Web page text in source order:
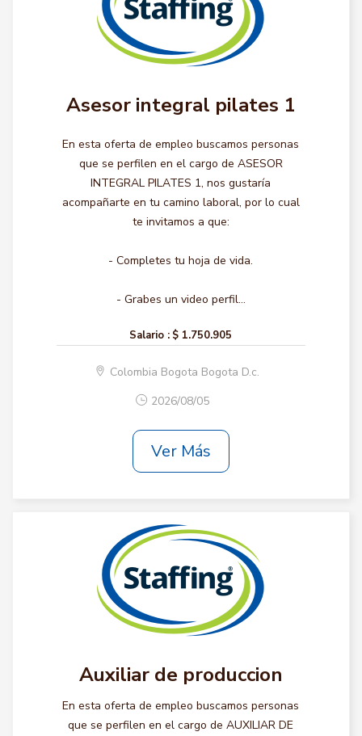
Asesor integral pilates 1
En esta oferta de empleo buscamos personas
que se perfilen en el cargo de ASESOR
INTEGRAL PILATES 1, nos gustaría
acompañarte en tu camino laboral, por lo cual
te invitamos a que:
- Completes tu hoja de vida.
- Grabes un video perfil...
Salario : $ 1.750.905
Colombia Bogota Bogota D.c.
2026/08/05
Ver Más
Auxiliar de produccion
En esta oferta de empleo buscamos personas
que se perfilen en el cargo de AUXILIAR DE